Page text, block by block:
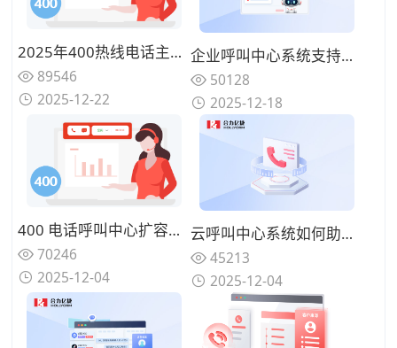
2025年400热线电话主流厂商推荐：背靠运营商资源、服务最可靠的公司盘点
89546
2025-12-22
企业呼叫中心系统支持云端部署吗？两种部署模式对比
50128
2025-12-18
400 电话呼叫中心扩容：应对季度业务高峰弹性计费策略
70246
2025-12-04
云呼叫中心系统如何助力企业降低客服运营成本？
45213
2025-12-04